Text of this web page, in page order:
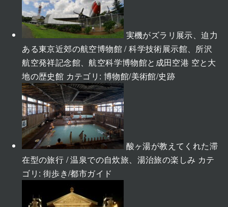
実機がズラリ展示、迫力
ある東京近郊の航空博物館 / 科学技術展示館、所沢
航空発祥記念館、航空科学博物館と成田空港 空と大
地の歴史館 カテゴリ: 博物館/美術館/史跡
酸ヶ湯が教えてくれた滞
在型の旅行 / 温泉での自炊旅、湯治旅の楽しみ カテ
ゴリ: 街歩き/都市ガイド